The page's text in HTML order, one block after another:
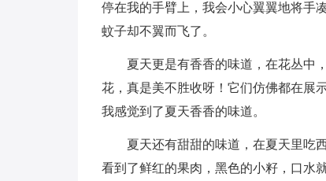
停在我的手臂上，我会小心翼翼地将手
蚊子却不翼而飞了。
夏天更是有香香的味道，在花丛中
花，真是美不胜收呀！它们仿佛都在展
我感觉到了夏天香香的味道。
夏天还有甜甜的味道，在夏天里吃
看到了鲜红的果肉，黑色的小籽，口水